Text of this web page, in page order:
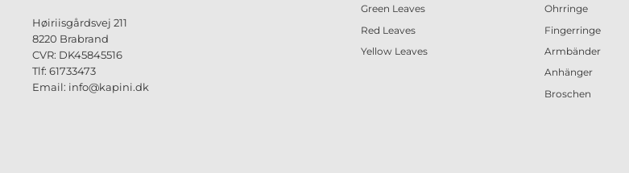
Høiriisgårdsvej 211
8220 Brabrand
CVR: DK45845516
Tlf: 61733473
Email: info@kapini.dk
Green Leaves
Red Leaves
Yellow Leaves
Ohrringe
Fingerringe
Armbänder
Anhänger
Broschen